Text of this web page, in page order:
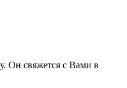
Он свяжется с Вами в